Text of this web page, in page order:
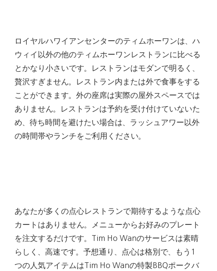
ロイヤルハワイアンセンターのティムホーワンは、ハ
ウィイ以外の他のティムホーワンレストランに比べる
とかなり小さいです。
レストランはモダンで明るく、
贅沢すぎません。
レストラン内または外で食事をする
ことができます。 外の座席は実際の屋外スペースでは
ありません。
レストランは予約を受け付けていないた
め、待ち時間を避けたい場合は、ラッシュアワー以外
の時間帯やランチをご利用ください。
あなたが多くの点心レストランで期待するような点心
カートはありません。
メニューからお好みのプレート
を注文するだけです。 Tim Ho Wanのサービスは素晴
らしく、高速です。 予想通り、点心は格別で、もう1
つの人気アイテムはTim Ho Wanの特製BBQポークバ